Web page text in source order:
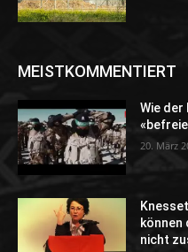
MEISTKOMMENTIERT
Wie der
20. März
können
nicht